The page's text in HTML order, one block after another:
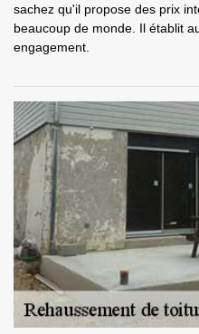
sachez qu'il propose des prix
beaucoup de monde. Il établit
engagement.